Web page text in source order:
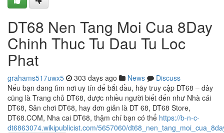
DT68 Nen Tang Moi Cua 8Day
Chinh Thuc Tu Dau Tu Loc
Phat
grahams517uwx5 303 days ago News
Discuss
Nếu bạn đang tìm nơi uy tín để bắt đầu, hãy truy cập DT68 – đây
cũng là Trang chủ DT68, được nhiều người biết đến như Nhà cái
DT68, Sân chơi DT68, hay đơn giản là DT 68, DT68 Store,
DT68.COM, Nha cai DT68, thậm chí bạn có thể https://b-n-c-
dt6863074.wikipublicist.com/5657060/